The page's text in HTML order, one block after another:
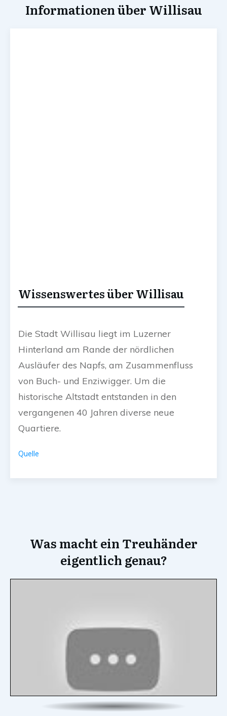
Informationen über Willisau
Wissenswertes über Willisau
Die Stadt Willisau liegt im Luzerner
Hinterland am Rande der nördlichen
Ausläufer des Napfs, am Zusammenfluss
von Buch- und Enziwigger. Um die
historische Altstadt entstanden in den
vergangenen 40 Jahren diverse neue
Quartiere.
Quelle
Was macht ein Treuhänder
eigentlich genau?